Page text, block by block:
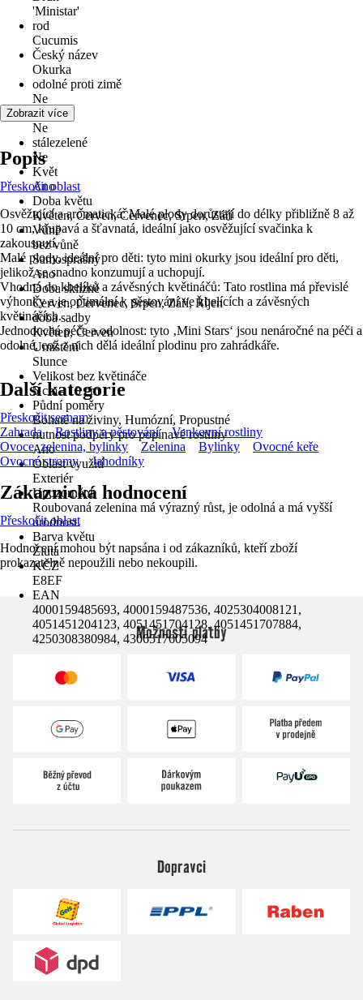
'Ministar'
rod
Cucumis
Český název
Okurka
odolné proti zimě
Ne
víceleté
Ne
stálezelené
Ne
Květ
Ano
Doba květu
Květen, Červen, Červenec, Srpen, Září
Vůně
bez vůně
Samosprašný
Ano
Doba sklizně
Červen, Červenec, Srpen, Září, Říjen
doba sadby
Květen, Červen
Umístění
Slunce
Velikost bez květináče
5 cm - 10 cm
Půdní poměry
Bohaté na živiny, Humózní, Propustné
nutnost podpěry pro popínavé rostliny
Ano
Oblast využití
Exteriér
Upozornění
Roubovaná zelenina má výrazný růst, je odolná a má vyšší
úrodnost.
Barva květu
Žlutá
KČZ
E8EF
EAN
4000159485693, 4000159487536, 4025304008121,
4051451204123, 4051451704128, 4051451707884,
4250308380984, 4306517605094
Zobrazit více
Popis
Přeskočit oblast
Osvěžující a aromatická: Malé plody dorůstají do délky přibližně 8 až
10 cm, křupavá a šťavnatá, ideální jako osvěžující svačinka k
zakousnutí.
Malé plody, ideální pro děti: tyto mini okurky jsou ideální pro děti,
jelikož se snadno konzumují a uchopují.
Vhodná do kbelíků a závěsných květináčů: Tato rostlina má převislé
výhonky a je optimální k pěstování ve kbelících a závěsných
květináčích.
Jednoduchá péče a odolnost: tyto ‚Mini Stars‘ jsou nenáročné na péči a
odolné, což z nich dělá ideální plodinu pro zahrádkáře.
Další kategorie
Přeskočit seznam
Zahrada
Rostliny a pěstování
Venkovní rostliny
Ovoce, zelenina, bylinky
Zelenina Bylinky
Ovocné keře
Ovocné stromy
Jahodníky
Zákaznická hodnocení
Přeskočit oblast
Hodnocení mohou být napsána i od zákazníků, kteří zboží
prokazatelně nepoužili nebo nekoupili.
Možnosti platby
Dopravci